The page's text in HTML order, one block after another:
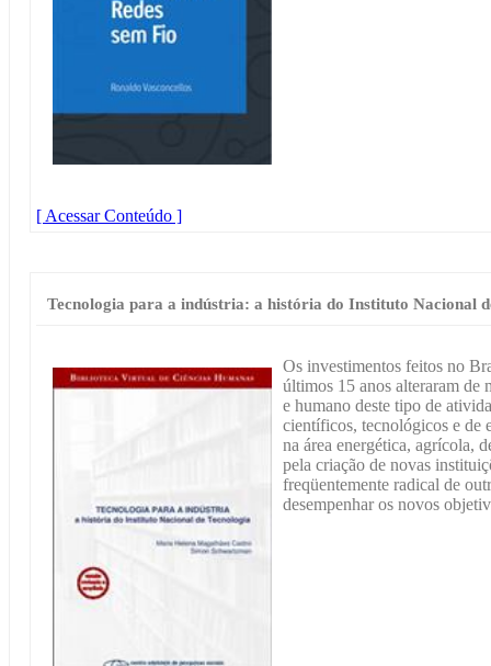
[ Acessar Conteúdo ]
Tecnologia para a indústria: a história do Instituto Nacional
Os investimentos feitos no
últimos 15 anos alteraram de
e humano deste tipo de
científicos, tecnológicos e de
na área energética, agrícola,
pela criação de novas
freqüentemente radical de
desempenhar os novos